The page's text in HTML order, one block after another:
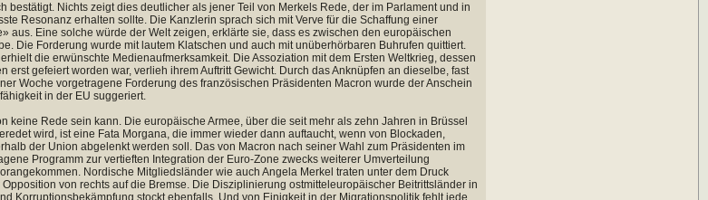
bestätigt. Nichts zeigt dies deutlicher als jener Teil von Merkels Rede, der im Parlament und in
Resonanz erhalten sollte. Die Kanzlerin sprach sich mit Verve für die Schaffung einer
aus. Eine solche würde der Welt zeigen, erklärte sie, dass es zwischen den europäischen
Die Forderung wurde mit lautem Klatschen und auch mit unüberhörbaren Buhrufen quittiert.
die erwünschte Medienaufmerksamkeit. Die Assoziation mit dem Ersten Weltkrieg, dessen
erst gefeiert worden war, verlieh ihrem Auftritt Gewicht. Durch das Anknüpfen an dieselbe, fast
Woche vorgetragene Forderung des französischen Präsidenten Macron wurde der Anschein
in der EU suggeriert.
keine Rede sein kann. Die europäische Armee, über die seit mehr als zehn Jahren in Brüssel
wird, ist eine Fata Morgana, die immer wieder dann auftaucht, wenn von Blockaden,
der Union abgelenkt werden soll. Das von Macron nach seiner Wahl zum Präsidenten im
Programm zur vertieften Integration der Euro-Zone zwecks weiterer Umverteilung
Nordische Mitgliedsländer wie auch Angela Merkel traten unter dem Druck
von rechts auf die Bremse. Die Disziplinierung ostmitteleuropäischer Beitrittsländer in